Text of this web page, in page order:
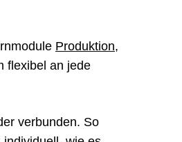
Produktion,
flexibel an jede
verbunden. So